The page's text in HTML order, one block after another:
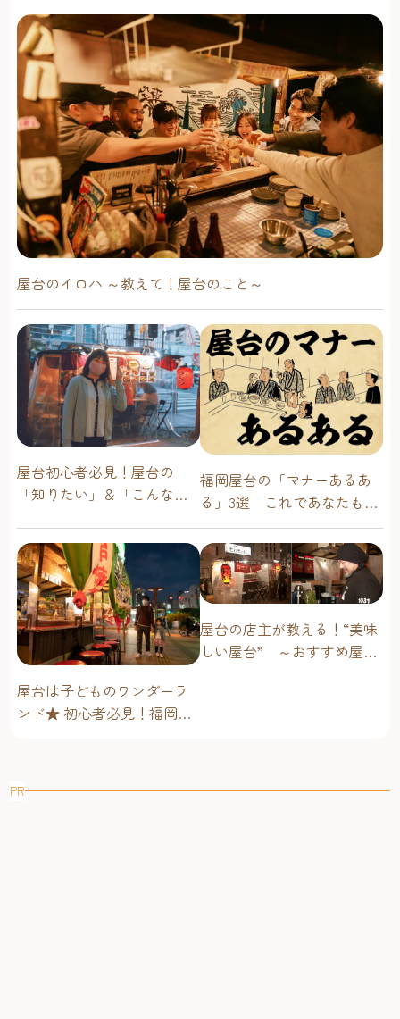
屋台のイロハ ～教えて！屋台のこと～
屋台初心者必見！屋台の
「知りたい」＆「こんな時
問に答えます！
福岡屋台の「マナーあるあ
る」3選 これであなたも屋
台通！
屋台は子どものワンダーラ
ンド★ 初心者必見！福岡博
屋台の店主が教える！“美味
しい屋台” ～おすすめ屋台
PR